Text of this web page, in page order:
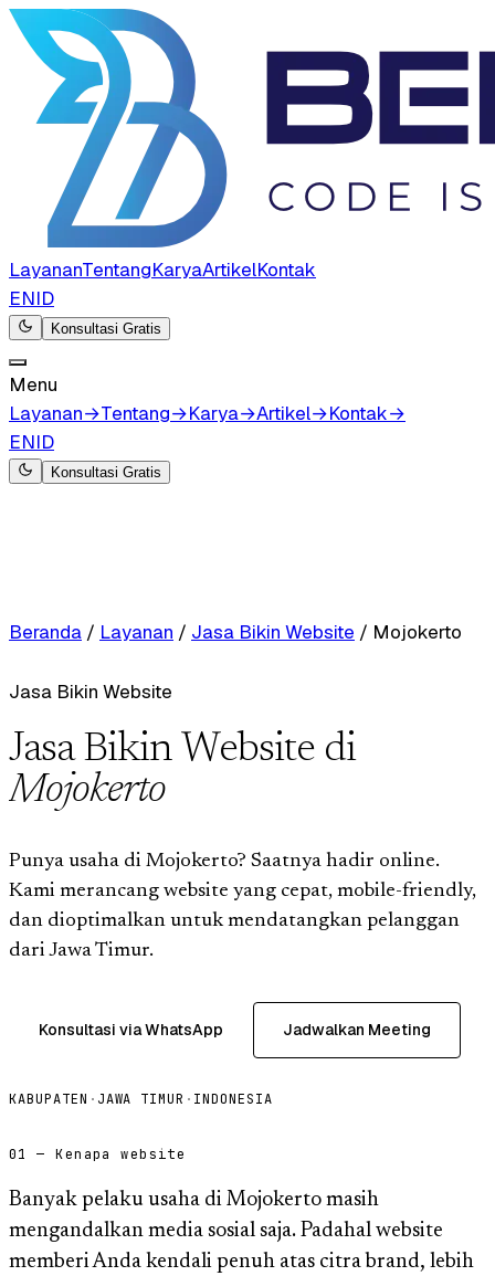
LayananTentangKaryaArtikelKontak
ENID
Konsultasi Gratis
Menu
Layanan→Tentang→Karya→Artikel→Kontak→
ENID
Konsultasi Gratis
Beranda / Layanan / Jasa Bikin Website / Mojokerto
Jasa Bikin Website
Jasa Bikin Website di
Mojokerto
Punya usaha di Mojokerto? Saatnya hadir online.
Kami merancang website yang cepat, mobile-friendly,
dan dioptimalkan untuk mendatangkan pelanggan
dari Jawa Timur.
Konsultasi via WhatsApp Jadwalkan Meeting
KABUPATEN · JAWA TIMUR · INDONESIA
01 — Kenapa website
Banyak pelaku usaha di Mojokerto masih
mengandalkan media sosial saja. Padahal website
memberi Anda kendali penuh atas citra brand, lebih